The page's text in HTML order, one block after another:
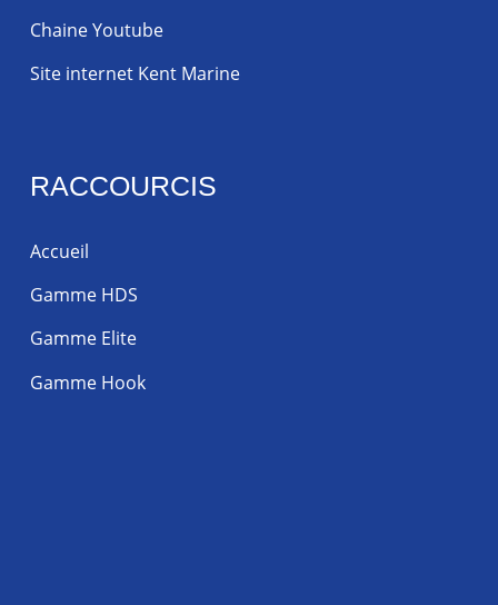
Chaine Youtube
Site internet Kent Marine
RACCOURCIS
Accueil
Gamme HDS
Gamme Elite
Gamme Hook